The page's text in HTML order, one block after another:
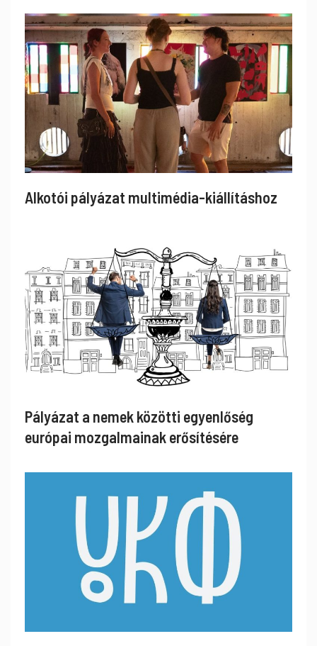
Alkotói pályázat multimédia-kiállításhoz
Pályázat a nemek közötti egyenlőség
európai mozgalmainak erősítésére